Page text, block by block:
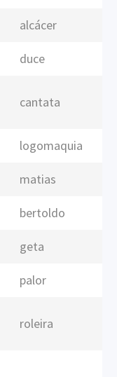
alcácer
duce
cantata
logomaquia
matias
bertoldo
geta
palor
roleira